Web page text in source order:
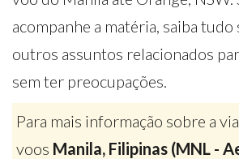
acompanhe a matéria, saiba tudo
outros assuntos relacionados
sem ter preocupações.
Para mais informação sobre a
voos Manila, Filipinas (MNL -